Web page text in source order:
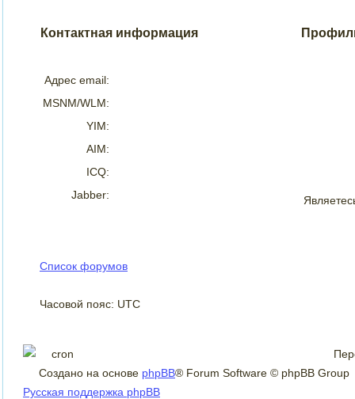
Контактная информация
Адрес email:
MSNM/WLM:
YIM:
AIM:
ICQ:
Jabber:
Список форумов
Часовой пояс: UTC
Создано на основе phpBB® Forum Software © phpBB Group
Русская поддержка phpBB